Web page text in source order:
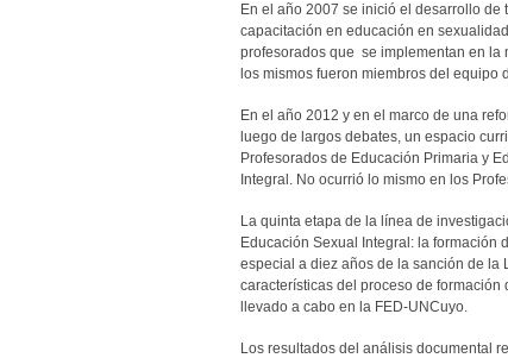
En el año 2007 se inició el desarrollo de
capacitación en educación en
profesorados que se implementan en la
los mismos fueron miembros del equipo
En el año 2012 y en el marco de una
luego de largos debates, un espacio
Profesorados de Educación Primaria y
Integral. No ocurrió lo mismo en los
La quinta etapa de la línea de
Educación Sexual Integral: la formación
especial a diez años de la sanción de la
características del proceso de
llevado a cabo en la FED-UNCuyo.
Los resultados del análisis documental